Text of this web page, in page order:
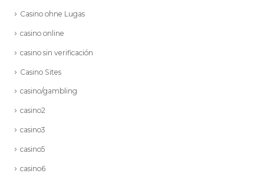
Casino ohne Lugas
casino online
casino sin verificación
Casino Sites
casino/gambling
casino2
casino3
casino5
casino6